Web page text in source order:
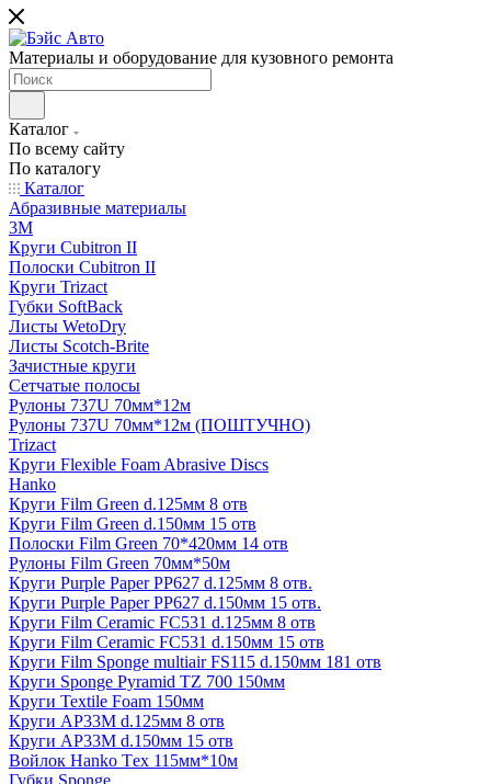
Материалы и оборудование для кузовного ремонта
Каталог
По всему сайту
По каталогу
Каталог
Абразивные материалы
3M
Круги Cubitron II
Полоски Cubitron II
Круги Trizact
Губки SoftBack
Листы WetoDry
Листы Scotch-Brite
Зачистные круги
Сетчатые полосы
Рулоны 737U 70мм*12м
Рулоны 737U 70мм*12м (ПОШТУЧНО)
Trizact
Круги Flexible Foam Abrasive Discs
Hanko
Круги Film Green d.125мм 8 отв
Круги Film Green d.150мм 15 отв
Полоски Film Green 70*420мм 14 отв
Рулоны Film Green 70мм*50м
Круги Purple Paper PP627 d.125мм 8 отв.
Круги Purple Paper PP627 d.150мм 15 отв.
Круги Film Ceramic FC531 d.125мм 8 отв
Круги Film Ceramic FC531 d.150мм 15 отв
Круги Film Sponge multiair FS115 d.150мм 181 отв
Круги Sponge Pyramid TZ 700 150мм
Круги Textile Foam 150мм
Круги AP33M d.125мм 8 отв
Круги AP33M d.150мм 15 отв
Войлок Hanko Tех 115мм*10м
Губки Sponge